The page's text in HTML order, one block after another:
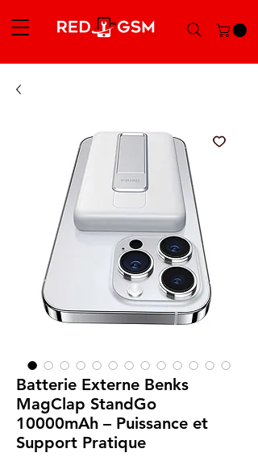
Batterie Externe Benks
MagClap StandGo
10000mAh – Puissance et
Support Pratique